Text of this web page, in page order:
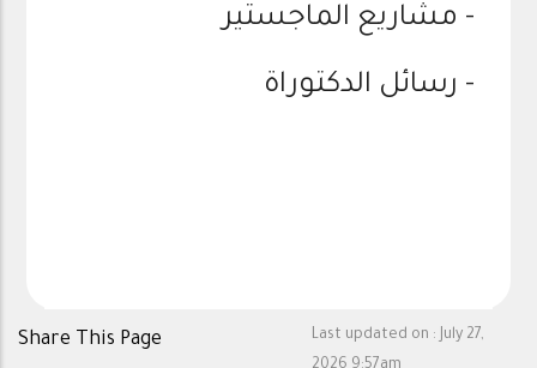
- مشاريع الماجستير
- رسائل الدكتوراة
Last updated on : July 27,
Share This Page